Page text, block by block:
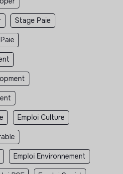
Stage Paie
Emploi Culture
Emploi Environnement